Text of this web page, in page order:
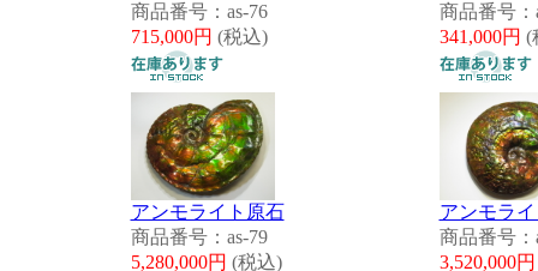
商品番号：as-76
715,000円 (税込)
商品番号：
341,000円 (
アンモライト原石
商品番号：as-79
5,280,000円 (税込)
アンモラ
商品番号：
3,520,000